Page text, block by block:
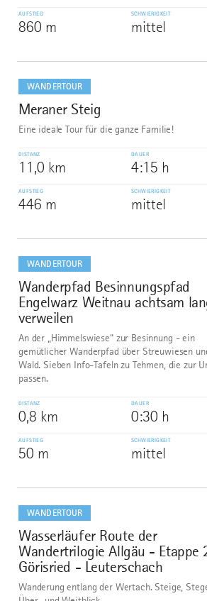
AUFSTIEG
860 m
SCHWIERIGKEIT
mittel
WANDERTOUR
8
Meraner Steig
Eine ideale Tour für die ganze Familie!
DISTANZ
11,0 km
DAUER
4:15 h
AUFSTIEG
446 m
SCHWIERIGKEIT
mittel
dazu
WANDERTOUR
9
Wanderpfad Besinnungspfad
Engelwarz Weitnau achtsam
verweilen
An der „Himmelswiese“ zur Besinnung - ein
gemütlicher Wanderpfad über Streuwiesen
Wald. Sieben Info-Tafeln zu Tehmen, die zur
passen.
DISTANZ
0,8 km
DAUER
0:30 h
AUFSTIEG
50 m
SCHWIERIGKEIT
mittel
dazu
WANDERTOUR
10
Wasserläufer Route der
Wandertrilogie Allgäu - Etappe
Görisried - Leuterschach
Wanderung entlang der Wertach. Steige,
dazu